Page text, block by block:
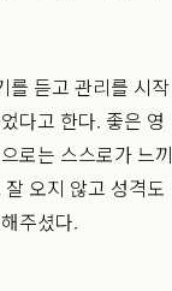
를 듣고 관리를 시작
다고 한다. 좋은 영
로는 스스로가 느끼
오지 않고 성격도
주셨다.